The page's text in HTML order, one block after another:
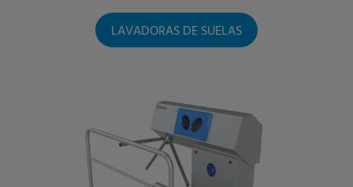
LAVADORAS DE SUELAS